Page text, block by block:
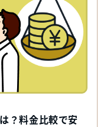
？料金比較で安